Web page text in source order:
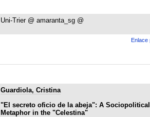
Uni-Trier @ amaranta_sg @
Enlace
Guardiola, Cristina
"El secreto oficio de la abeja": A Sociopolitical
Metaphor in the "Celestina"